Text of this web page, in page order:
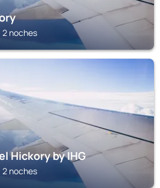
2 noches
Hickory by IHG
2 noches